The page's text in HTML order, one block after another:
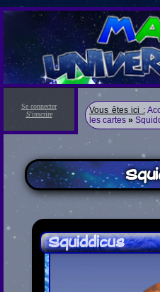
Se connecter
S'inscrire
Vous êtes ici :
les cartes »
Squiddicus